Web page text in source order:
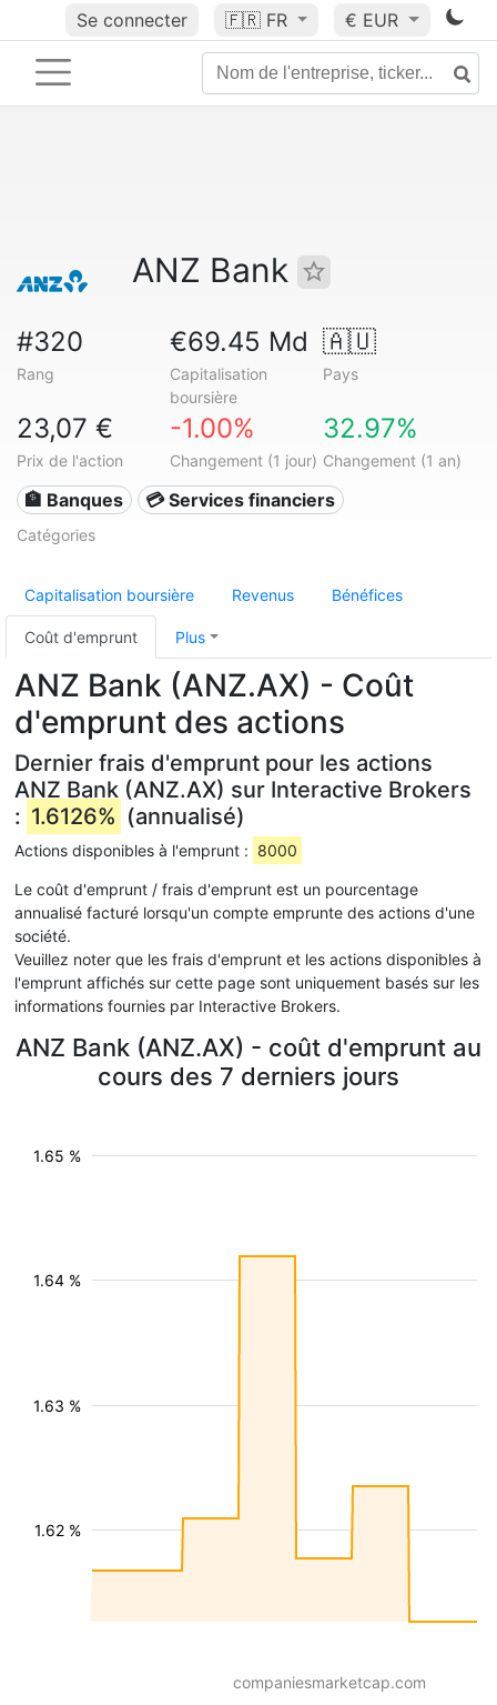
Se connecter 🇫🇷 FR € EUR
ANZ Bank
#320
Rang
€69.45 Md
Capitalisation
boursière
🇦🇺
Pays
23,07 €
Prix de l'action
-1.00%
Changement (1 jour)
32.97%
Changement (1 an)
🏦 Banques 💳 Services financiers
Catégories
Capitalisation boursière Revenus Bénéfices
Coût d'emprunt Plus
ANZ Bank (ANZ.AX) - Coût
d'emprunt des actions
Dernier frais d'emprunt pour les actions
ANZ Bank (ANZ.AX) sur Interactive Brokers
: 1.6126% (annualisé)
Actions disponibles à l'emprunt : 8000
Le coût d'emprunt / frais d'emprunt est un pourcentage
annualisé facturé lorsqu'un compte emprunte des actions d'une
société.
Veuillez noter que les frais d'emprunt et les actions disponibles à
l'emprunt affichés sur cette page sont uniquement basés sur les
informations fournies par Interactive Brokers.
ANZ Bank (ANZ.AX) - coût d'emprunt au
cours des 7 derniers jours
1.62 %
1.63 %
1.64 %
1.65 %
companiesmarketcap.com